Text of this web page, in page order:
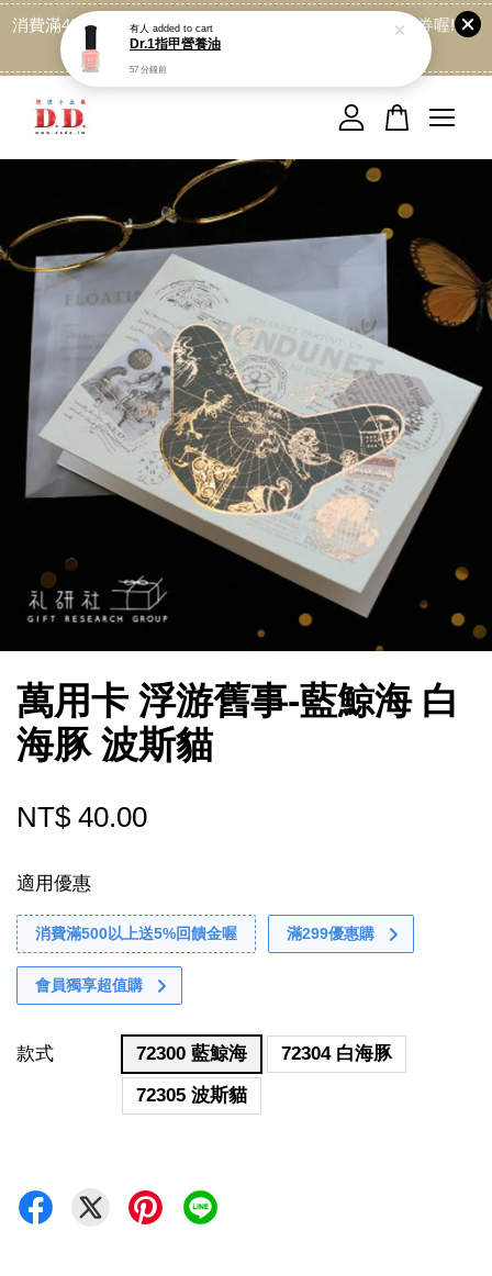
消費滿499免運喔, 記得加LINE:@dede168 領取專屬折扣券喔!
萬用卡 浮游舊事-藍鯨海 白
海豚 波斯貓
NT$ 40.00
適用優惠
消費滿500以上送5%回饋金喔 滿299優惠購
會員獨享超值購
款式 72300 藍鯨海
72304 白海豚
72305 波斯貓
您的購物車目前還是空的。
繼續購物